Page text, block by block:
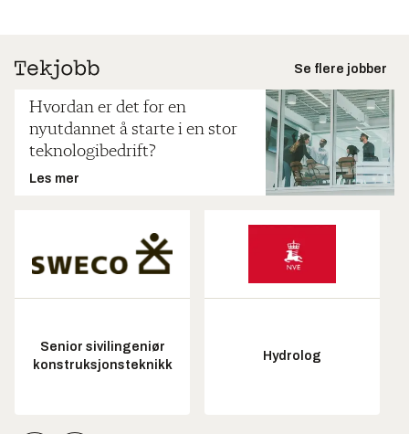
Se flere jobber
Hvordan er det for en
nyutdannet å starte i en stor
teknologibedrift?
Les mer
Senior sivilingeniør
konstruksjonsteknikk
Hydrolog